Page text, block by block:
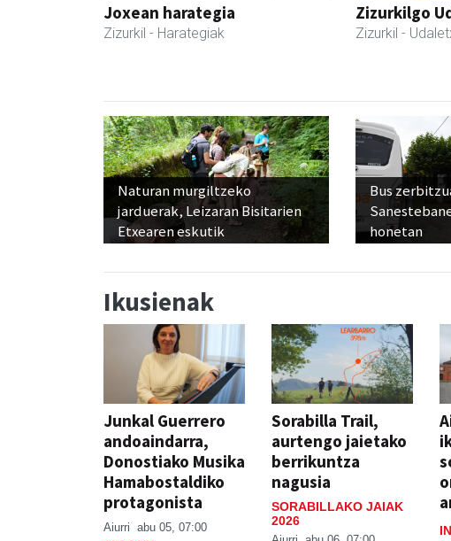
Joxean harategia
Zizurkil - Harategiak
Zizurkilgo
Zizurkil -
Naturan murgiltzeko
jarduerak, Leizaran Bisitarien
Etxearen eskutik
Bus
honetan
Ikusienak
Junkal Guerrero
andoaindarra,
Donostiako Musika
Hamabostaldiko
protagonista
Aiurri abu 05, 07:00
Sorabilla Trail,
aurtengo jaietako
berrikuntza
nagusia
SORABILLAKO JAIAK
2026